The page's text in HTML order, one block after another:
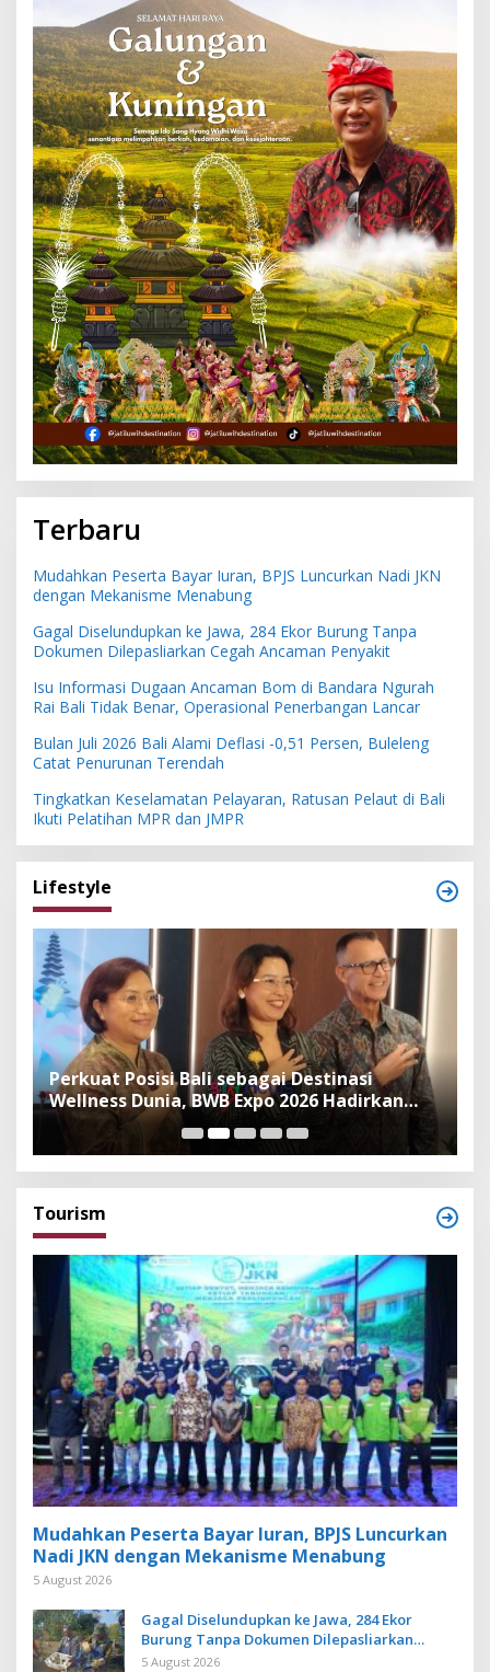
Terbaru
Mudahkan Peserta Bayar Iuran, BPJS Luncurkan Nadi JKN
dengan Mekanisme Menabung
Gagal Diselundupkan ke Jawa, 284 Ekor Burung Tanpa
Dokumen Dilepasliarkan Cegah Ancaman Penyakit
Isu Informasi Dugaan Ancaman Bom di Bandara Ngurah
Rai Bali Tidak Benar, Operasional Penerbangan Lancar
Bulan Juli 2026 Bali Alami Deflasi -0,51 Persen, Buleleng
Catat Penurunan Terendah
Tingkatkan Keselamatan Pelayaran, Ratusan Pelaut di Bali
Ikuti Pelatihan MPR dan JMPR
Lifestyle
Perkuat Posisi Bali sebagai Destinasi
Wellness Dunia, BWB Expo 2026 Hadirkan
Exhibitor Nasional dan Global
Tourism
Mudahkan Peserta Bayar Iuran, BPJS Luncurkan
Nadi JKN dengan Mekanisme Menabung
5 August 2026
Gagal Diselundupkan ke Jawa, 284 Ekor
Burung Tanpa Dokumen Dilepasliarkan
Cegah Ancaman Penyakit
5 August 2026